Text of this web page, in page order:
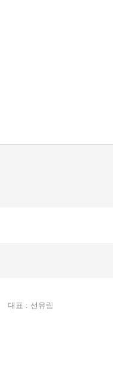
대표 : 선유림